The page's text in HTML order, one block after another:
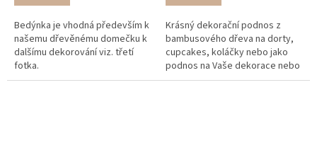
Bedýnka je vhodná především k
našemu dřevěnému domečku k
dalšímu dekorování viz. třetí
fotka.
Krásný dekorační podnos z
bambusového dřeva na dorty,
cupcakes, koláčky nebo jako
podnos na Vaše dekorace nebo
svíčky!